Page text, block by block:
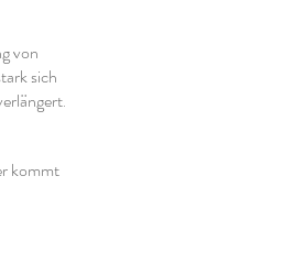
von
sich
kommt